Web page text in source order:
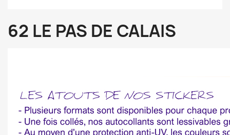
62 LE PAS DE CALAIS